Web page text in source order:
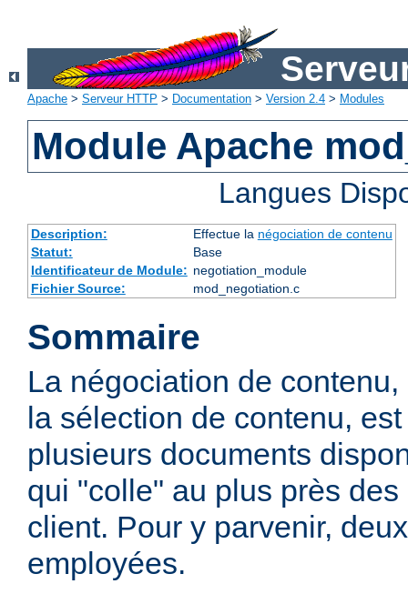
Apache > Serveur HTTP > Documentation > Version 2.4 > Modules
Module Apache
Langues
Description: Effectue la négociation de contenu
Statut:
Base
Identificateur de Module: negotiation_module
Fichier Source:
mod_negotiation.c
Sommaire
La négociation de
la sélection de contenu,
plusieurs documents
qui "colle" au plus près
client. Pour y parvenir,
employées.